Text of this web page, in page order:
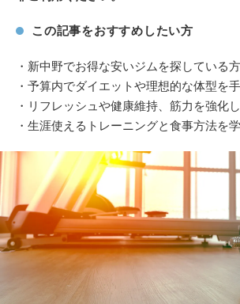
この記事をおすすめしたい方
・新中野でお得な安いジムを探している方
・予算内でダイエットや理想的な体型を
・リフレッシュや健康維持、筋力を強化
・生涯使えるトレーニングと食事方法を